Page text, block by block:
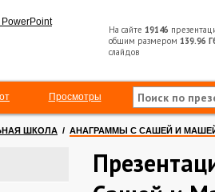
На сайте 19146
общим размером 139.96
слайдов
Просмотры
ШКОЛА / АНАГРАММЫ С САШЕЙ И